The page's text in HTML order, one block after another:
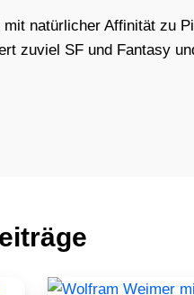
natürlicher Affinität zu
zuviel SF und Fantasy